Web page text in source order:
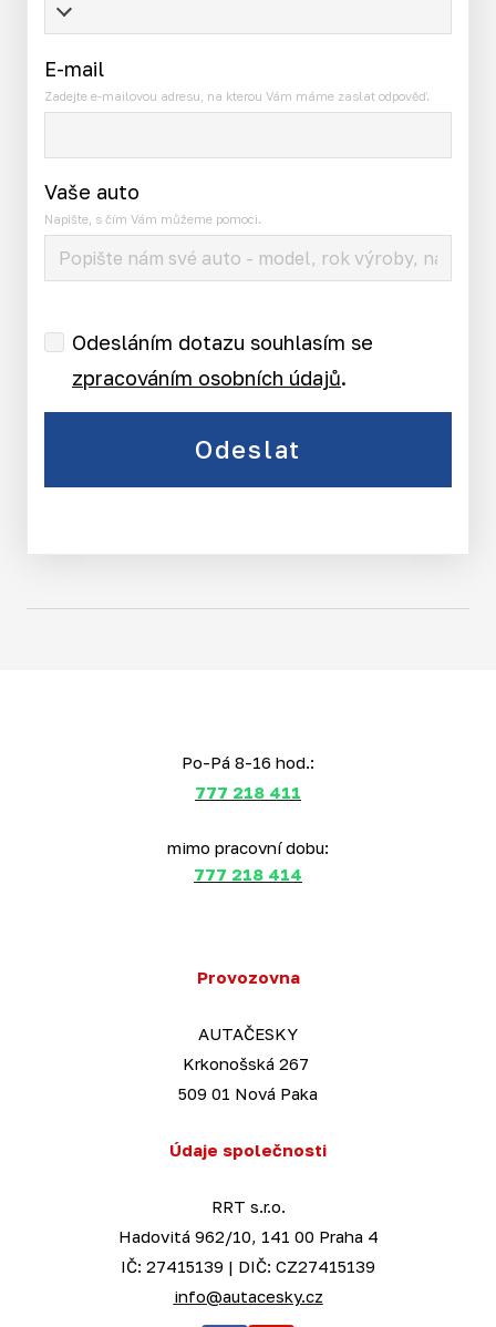
E-mail
Zadejte e-mailovou adresu, na kterou Vám máme zaslat odpověď.
Vaše auto
Napište, s čím Vám můžeme pomoci.
Odesláním dotazu souhlasím se
zpracováním osobních údajů.
Odeslat
Po-Pá 8-16 hod.:
777 218 411
mimo pracovní dobu:
777 218 414
Provozovna
AUTAČESKY
Krkonošská 267
509 01 Nová Paka
Údaje společnosti
RRT s.r.o.
Hadovitá 962/10, 141 00 Praha 4
IČ: 27415139 | DIČ: CZ27415139
info@autacesky.cz